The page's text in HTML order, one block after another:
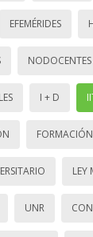
EFEMÉRIDES
NODOCENTES
I + D
FORMACIÓN
LEY
UNR